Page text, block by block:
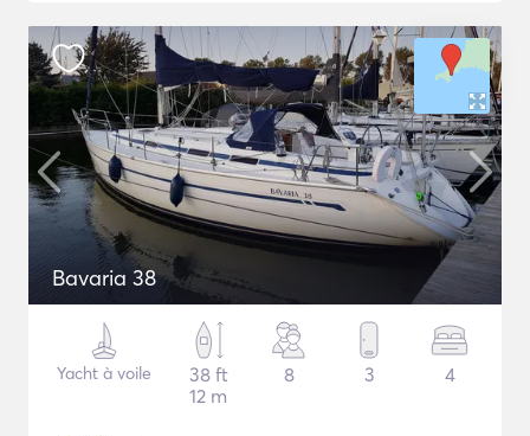
Bavaria 38
Yacht à voile
38 ft
12 m
8 3 4